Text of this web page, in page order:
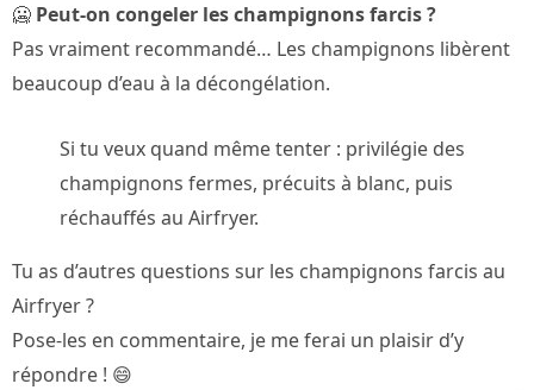
🥶 Peut-on congeler les champignons farcis ?
Pas vraiment recommandé… Les champignons libèrent
beaucoup d’eau à la décongélation.
Si tu veux quand même tenter : privilégie des
champignons fermes, précuits à blanc, puis
réchauffés au Airfryer.
Tu as d’autres questions sur les champignons farcis au
Airfryer ?
Pose-les en commentaire, je me ferai un plaisir d’y
répondre ! 😄